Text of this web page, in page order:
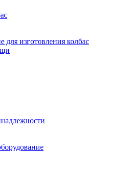
для изготовления колбас